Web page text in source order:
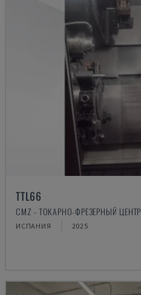
TTL66
CMZ - ТОКАРНО-ФРЕЗЕРНЫЙ ЦЕНТР
ИСПАНИЯ 2025